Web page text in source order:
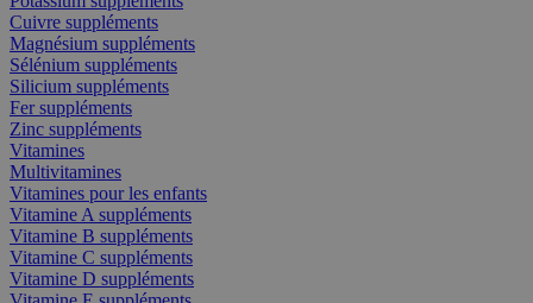
Cuivre suppléments
Magnésium suppléments
Sélénium suppléments
Silicium suppléments
Fer suppléments
Zinc suppléments
Vitamines
Multivitamines
Vitamines pour les enfants
Vitamine A suppléments
Vitamine B suppléments
Vitamine C suppléments
Vitamine D suppléments